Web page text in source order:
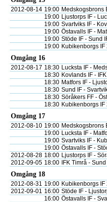
2012-08-14 19:00 Medskogsbrons
19:00 Ljustorps IF -
19:00 Svartviks IF -
19:00 Östavalls IF -
19:00 Stöde IF - Sund
19:00 Kubikenborgs IF
Omgång 16
2012-08-17 18:30 Lucksta IF -
18:30 Kovlands IF -
18:30 Matfors IF -
18:30 Sund IF -
18:30 Söråkers FF -
18:30 Kubikenborgs IF
Omgång 17
2012-08-10 19:00 Medskogsbrons
19:00 Lucksta IF -
19:00 Svartviks IF -
19:00 Östavalls IF -
2012-08-28 18:00 Ljustorps IF -
2012-09-05 18:00 IFK Timrå - Sund
Omgång 18
2012-08-31 19:00 Kubikenborgs IF
2012-09-01 16:00 Stöde IF -
16:00 Östavalls IF -